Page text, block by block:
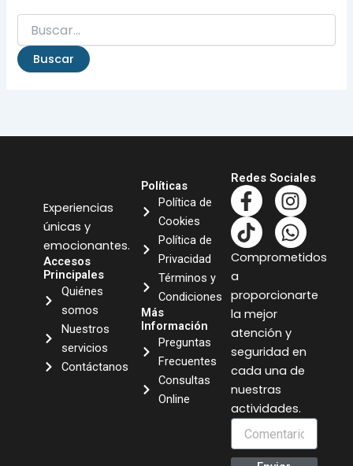
Experiencias
únicas y
emocionantes.
Accesos
Principales
Quiénes
somos
Nuestros
servicios
Contáctanos
Políticas
Política de
Cookies
Política de
Privacidad
Términos y
Condiciones
Más
Información
Preguntas
Frecuentes
Consultas
Online
Redes Sociales
F
a
c
e
o
o
k
-
f
I
n
s
t
g
a
m
T
i
k
t
k
W
h
a
t
a
p
Comprometidos
a
proporcionarte
la mejor
atención y
seguridad en
cada una de
nuestras
actividades.
Comentario